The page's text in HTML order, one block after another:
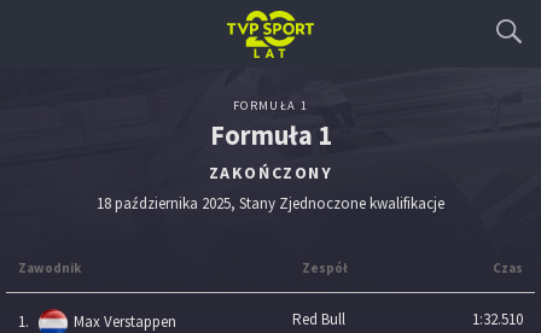
FORMUŁA 1
Formuła 1
ZAKOŃCZONY
18 października 2025, Stany Zjednoczone kwalifikacje
Zawodnik Zespół Czas
1. Max Verstappen Red Bull 1:32.510